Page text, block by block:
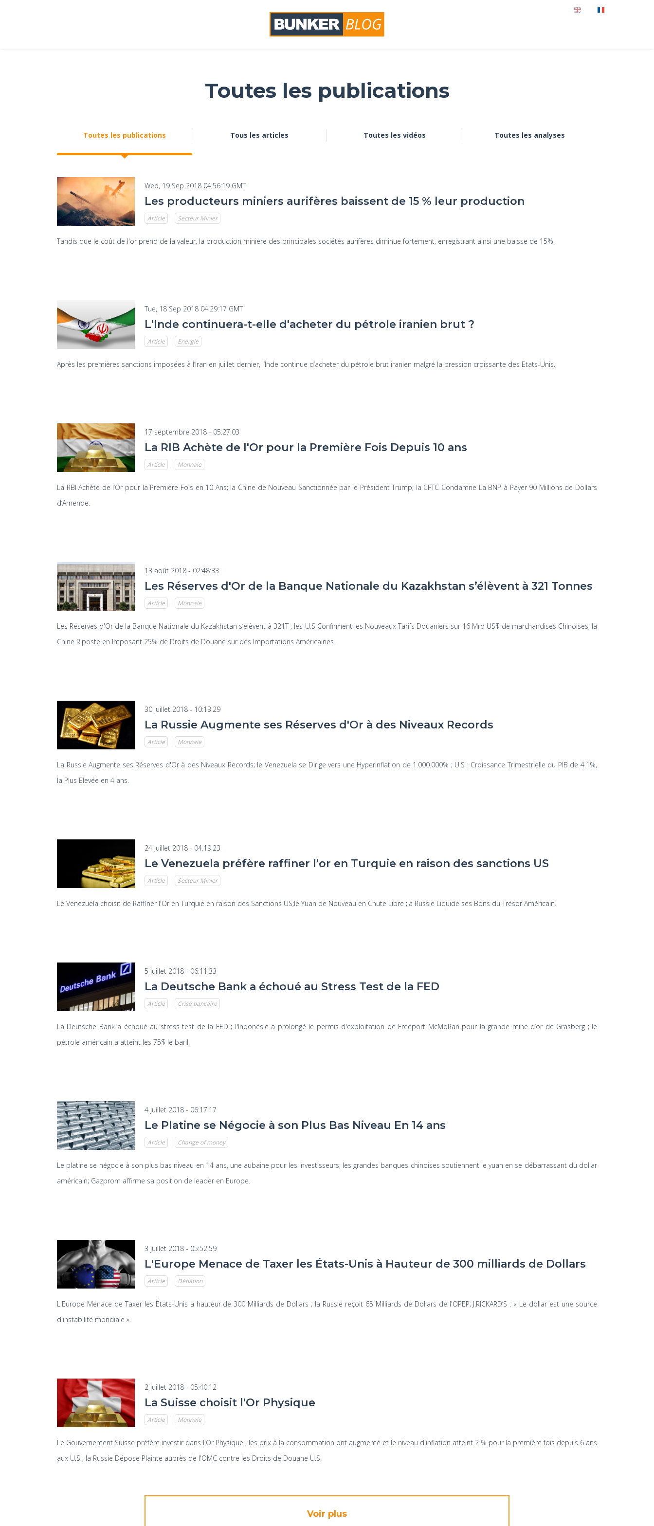
Toutes les publications
Toutes les publications Tous les articles Toutes les vidéos Toutes les analyses
Wed, 19 Sep 2018 04:56:19 GMT
Les producteurs miniers aurifères baissent de 15 % leur production
Article Secteur Minier
Tandis que le coût de l'or prend de la valeur, la production minière des principales sociétés aurifères diminue fortement, enregistrant ainsi une baisse de 15%.
Tue, 18 Sep 2018 04:29:17 GMT
L'Inde continuera-t-elle d'acheter du pétrole iranien brut ?
Article Energie
Après les premières sanctions imposées à l’Iran en juillet dernier, l’Inde continue d’acheter du pétrole brut iranien malgré la pression croissante des Etats-Unis.
17 septembre 2018 - 05:27:03
La RIB Achète de l'Or pour la Première Fois Depuis 10 ans
Article Monnaie
La RBI Achète de l’Or pour la Première Fois en 10 Ans; la Chine de Nouveau Sanctionnée par le Président Trump; la CFTC Condamne La BNP à Payer 90 Millions de Dollars
d’Amende.
13 août 2018 - 02:48:33
Les Réserves d'Or de la Banque Nationale du Kazakhstan s’élèvent à 321 Tonnes
Article Monnaie
Les Réserves d'Or de la Banque Nationale du Kazakhstan s’élèvent à 321T ; les U.S Confirment les Nouveaux Tarifs Douaniers sur 16 Mrd US$ de marchandises Chinoises; la
Chine Riposte en Imposant 25% de Droits de Douane sur des Importations Américaines.
30 juillet 2018 - 10:13:29
La Russie Augmente ses Réserves d'Or à des Niveaux Records
Article Monnaie
La Russie Augmente ses Réserves d'Or à des Niveaux Records; le Venezuela se Dirige vers une Hyperinflation de 1.000.000% ; U.S : Croissance Trimestrielle du PIB de 4.1%,
la Plus Elevée en 4 ans.
24 juillet 2018 - 04:19:23
Le Venezuela préfère raffiner l'or en Turquie en raison des sanctions US
Article Secteur Minier
Le Venezuela choisit de Raffiner l'Or en Turquie en raison des Sanctions US;le Yuan de Nouveau en Chute Libre ;la Russie Liquide ses Bons du Trésor Américain.
5 juillet 2018 - 06:11:33
La Deutsche Bank a échoué au Stress Test de la FED
Article Crise bancaire
La Deutsche Bank a échoué au stress test de la FED ; l'Indonésie a prolongé le permis d'exploitation de Freeport McMoRan pour la grande mine d’or de Grasberg ; le
pétrole américain a atteint les 75$ le baril.
4 juillet 2018 - 06:17:17
Le Platine se Négocie à son Plus Bas Niveau En 14 ans
Article Change of money
Le platine se négocie à son plus bas niveau en 14 ans, une aubaine pour les investisseurs; les grandes banques chinoises soutiennent le yuan en se débarrassant du dollar
américain; Gazprom affirme sa position de leader en Europe.
3 juillet 2018 - 05:52:59
L'Europe Menace de Taxer les États-Unis à Hauteur de 300 milliards de Dollars
Article Déflation
L'Europe Menace de Taxer les États-Unis à hauteur de 300 Milliards de Dollars ; la Russie reçoit 65 Milliards de Dollars de l'OPEP; J.RICKARD’S : « Le dollar est une source
d'instabilité mondiale ».
2 juillet 2018 - 05:40:12
La Suisse choisit l'Or Physique
Article Monnaie
Le Gouvernement Suisse préfère investir dans l'Or Physique ; les prix à la consommation ont augmenté et le niveau d'inflation atteint 2 % pour la première fois depuis 6 ans
aux U.S ; la Russie Dépose Plainte auprès de l'OMC contre les Droits de Douane U.S.
Voir plus